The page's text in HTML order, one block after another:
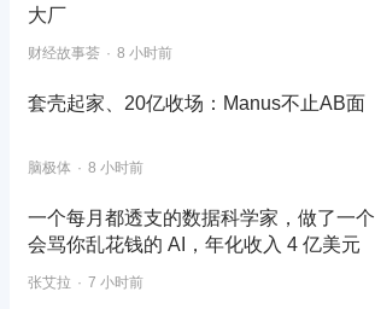
大厂
财经故事荟 8 小时前
套壳起家、20亿收场：Manus不止AB面
脑极体 8 小时前
一个每月都透支的数据科学家，做了一个
会骂你乱花钱的 AI，年化收入 4 亿美元
张艾拉 7 小时前